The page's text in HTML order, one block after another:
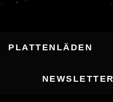
PLATTENLÄDEN
NEWSLETTER